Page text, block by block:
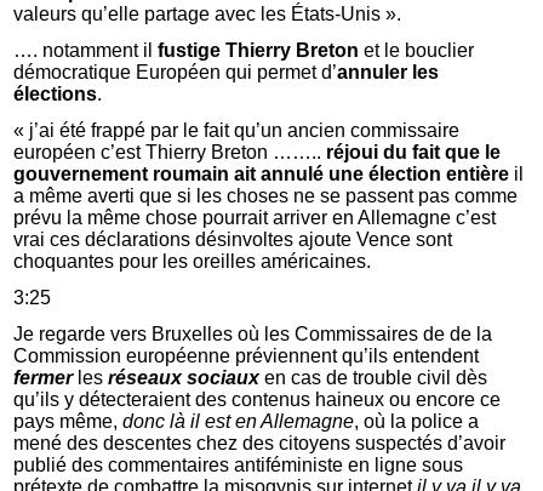
valeurs qu’elle partage avec les États-Unis ».
…. notamment ilfustige Thierry Breton et le bouclier
démocratique Européen qui permet d’annuler les
élections.
« j’ai été frappé par le fait qu’un ancien commissaire
européen c’est Thierry Breton …….. réjoui du fait que le
gouvernement roumain ait annulé une élection entière il
a même averti que si les choses ne se passent pas comme
prévu la même chose pourrait arriver en Allemagne c’est
vrai ces déclarations désinvoltes ajoute Vence sont
choquantes pour les oreilles américaines.
3:25
Je regarde vers Bruxelles où les Commissaires de de la
Commission européenne préviennent qu’ils entendent
fermerlesréseaux sociauxen cas de trouble civil dès
qu’ils y détecteraient des contenus haineux ou encore ce
pays même,donc là il est en Allemagne, où la police a
mené des descentes chez des citoyens suspectés d’avoir
publié des commentaires antiféministe en ligne sous
prétexte de combattre la misogynis sur internetil y va il y va